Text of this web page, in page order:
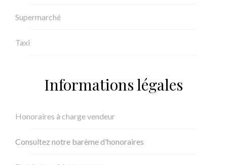
Supermarché
Taxi
Informations légales
Honoraires à charge vendeur
Consultez notre barème d'honoraires